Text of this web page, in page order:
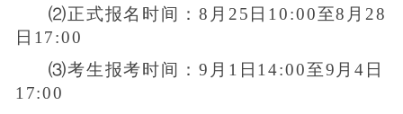
⑵正式报名时间：8月25日10:00至8月28
日17:00
⑶考生报考时间：9月1日14:00至9月4日
17:00